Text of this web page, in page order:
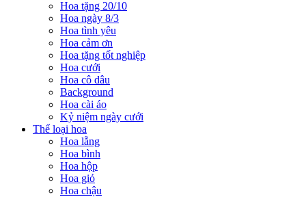
Hoa tặng 20/10
Hoa ngày 8/3
Hoa tình yêu
Hoa cảm ơn
Hoa tặng tốt nghiệp
Hoa cưới
Hoa cô dâu
Background
Hoa cài áo
Kỷ niệm ngày cưới
Thể loại hoa
Hoa lẵng
Hoa bình
Hoa hộp
Hoa giỏ
Hoa chậu